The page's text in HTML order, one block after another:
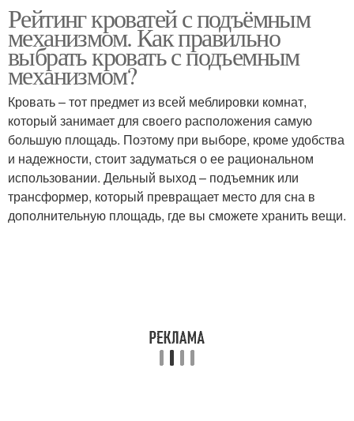
Рейтинг кроватей с подъёмным
механизмом. Как правильно
выбрать кровать с подъемным
механизмом?
Кровать – тот предмет из всей меблировки комнат,
который занимает для своего расположения самую
большую площадь. Поэтому при выборе, кроме удобства
и надежности, стоит задуматься о ее рациональном
использовании. Дельный выход – подъемник или
трансформер, который превращает место для сна в
дополнительную площадь, где вы сможете хранить вещи.